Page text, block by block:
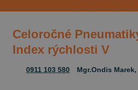
Celoročné
Index rýchlosti V
0911 103 580 Mgr.Ondis Marek,